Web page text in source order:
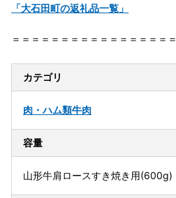
「大石田町の返礼品一覧」
＝＝＝＝＝＝＝＝＝＝＝＝＝＝＝＝＝
カテゴリ
肉・ハム類牛肉
容量
山形牛肩ロースすき焼き用(600g)